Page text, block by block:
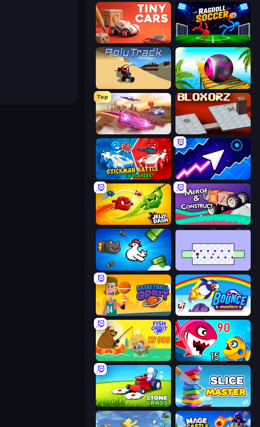
Tiny Cars Ragdoll Soccer 2 Players
Rolling Balls Sea Race
Top
Ultimate Flying Car Bloxorz
Stickman battle 1-4 Players Space Waves
Jelly Dash Merge & Construct
Honk World's Hardest Game
Basketball Orbit Bouncemasters
Fish Orbit Fish Eat Getting Big
Stone Grass: Mowing Simulator Slice Master